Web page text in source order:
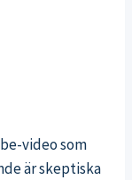
video som
är skeptiska